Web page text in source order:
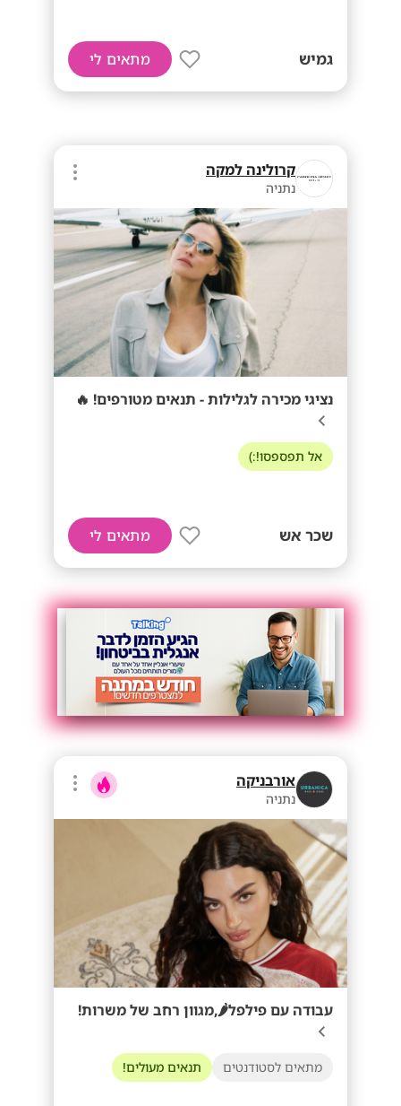
גמיש מתאים לי
קרולינה למקה
נתניה
נציגי מכירה לגלילות - תנאים מטורפים! 🔥
אל תפספסו!:)
שכר אש מתאים לי
אורבניקה
נתניה
עבודה עם פילפל🌶️,מגוון רחב של משרות!
מתאים לסטודנטים תנאים מעולים!